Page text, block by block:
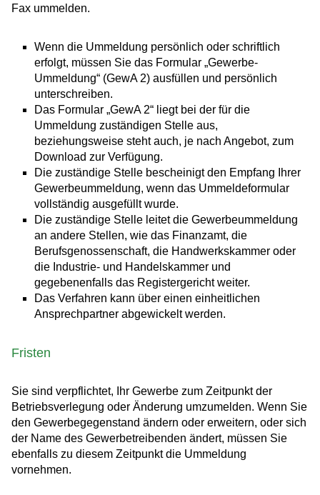
Fax ummelden.
Wenn die Ummeldung persönlich oder schriftlich
erfolgt, müssen Sie das Formular „Gewerbe-
Ummeldung“ (GewA 2) ausfüllen und persönlich
unterschreiben.
Das Formular „GewA 2“ liegt bei der für die
Ummeldung zuständigen Stelle aus,
beziehungsweise steht auch, je nach Angebot, zum
Download zur Verfügung.
Die zuständige Stelle bescheinigt den Empfang Ihrer
Gewerbeummeldung, wenn das Ummeldeformular
vollständig ausgefüllt wurde.
Die zuständige Stelle leitet die Gewerbeummeldung
an andere Stellen, wie das Finanzamt, die
Berufsgenossenschaft, die Handwerkskammer oder
die Industrie- und Handelskammer und
gegebenenfalls das Registergericht weiter.
Das Verfahren kann über einen einheitlichen
Ansprechpartner abgewickelt werden.
Fristen
Sie sind verpflichtet, Ihr Gewerbe zum Zeitpunkt der
Betriebsverlegung oder Änderung umzumelden. Wenn Sie
den Gewerbegegenstand ändern oder erweitern, oder sich
der Name des Gewerbetreibenden ändert, müssen Sie
ebenfalls zu diesem Zeitpunkt die Ummeldung
vornehmen.